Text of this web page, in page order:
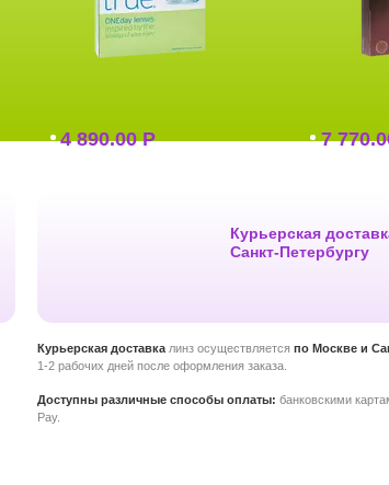
4 890.00 Р 7
Курьерская
Санкт-Петербургу
Курьерская доставка линз осуществляется по Москве и
1-2 рабочих дней после оформления заказа.
Доступны различные способы оплаты: банковскими
Pay.